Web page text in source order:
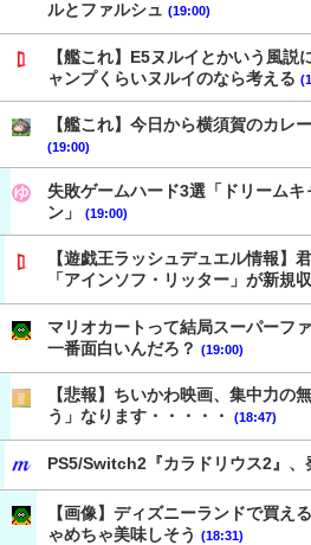
ルとファルシュ (19:00)
【艦これ】E5ヌルイとかいう風説
ャンプくらいヌルイのなら考える
【艦これ】今日から横須賀のカレ
(19:00)
失敗ゲームハード3選「ドリーム
ン」
(19:00)
【遊戯王ラッシュデュエル情報】
「アインソフ・リッター」が新規
マリオカートって結局スーパーフ
一番面白いんだろ？ (19:00)
【悲報】ちいかわ映画、集中力の
う」なります・・・・・
(18:47)
PS5/Switch2『カラドリウス2』、
【画像】ディズニーランドで買え
ゃめちゃ美味しそう (18:31)